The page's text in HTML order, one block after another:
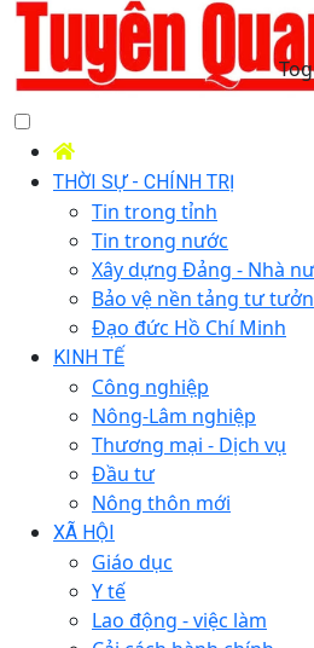
THỜI SỰ - CHÍNH TRỊ
Tin trong tỉnh
Tin trong nước
Xây dựng Đảng - Nhà
Bảo vệ nền tảng tư
Đạo đức Hồ Chí Minh
KINH TẾ
Công nghiệp
Nông-Lâm nghiệp
Thương mại - Dịch vụ
Đầu tư
Nông thôn mới
XÃ HỘI
Giáo dục
Y tế
Lao động - việc làm